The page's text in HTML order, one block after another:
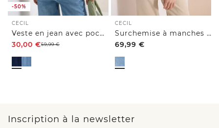
-50%
CECIL
Veste en jean avec poches poitrine et boutons
30,00 €59,99€
CECIL
Surchemise à manches courtes avec patte de boutonnage
69,99 €
Inscription à la newsletter